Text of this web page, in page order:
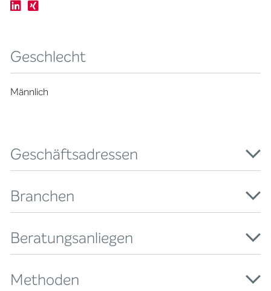
Geschlecht
Männlich
Geschäftsadressen
Branchen
Beratungsanliegen
Methoden